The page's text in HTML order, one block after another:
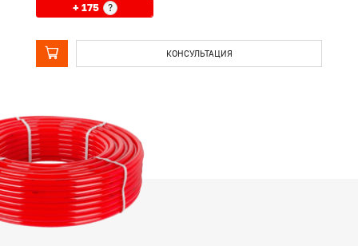
+ 175 ?
КОНСУЛЬТАЦИЯ